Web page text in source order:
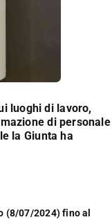
luoghi di lavoro,
di personale
la Giunta ha
(8/07/2024) fino al